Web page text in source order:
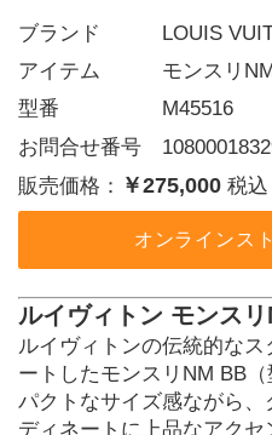
ブランド   LOUIS
アイテム   モンスリ
型番     M45516
お問合せ番号
販売価格： ￥275,000 税込
オンラインス
ルイヴィトン モンス
ルイヴィトンの伝統的な
ートしたモンスリNM BB
パクトなサイズ感ながら
ディネートに上品なアクセ